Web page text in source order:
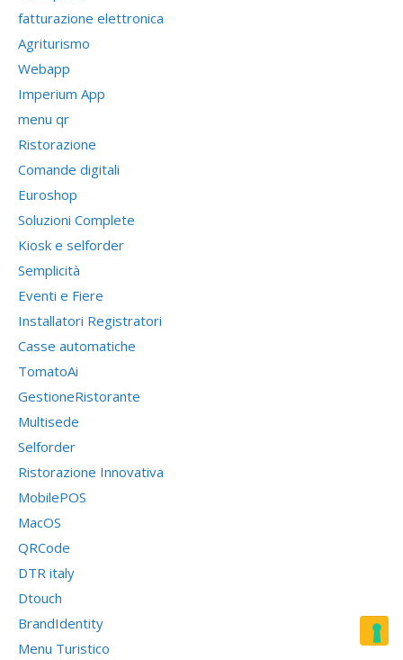
fatturazione elettronica
Agriturismo
Webapp
Imperium App
menu qr
Ristorazione
Comande digitali
Euroshop
Soluzioni Complete
Kiosk e selforder
Semplicità
Eventi e Fiere
Installatori Registratori
Casse automatiche
TomatoAi
GestioneRistorante
Multisede
Selforder
Ristorazione Innovativa
MobilePOS
MacOS
QRCode
DTR italy
Dtouch
BrandIdentity
Menu Turistico